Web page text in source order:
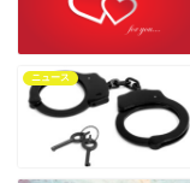
ニュース